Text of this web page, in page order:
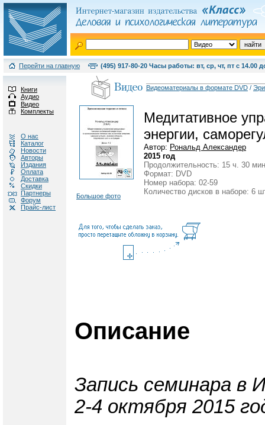
Перейти на главную (495) 917-80-20 Часы работы: вт, ср, чт, пт с 14.00
Книги
Аудио
Видео
Комплекты
О нас
Каталог
Новости
Авторы
Издания
Оплата
Доставка
Скидки
Партнеры
Форум
Прайс-лист
Видеоматериалы в формате DVD /
Большое фото
Медитативное
энергии,
Автор: Рональд Александер
2015 год
Продолжительность: 15 ч. 30
Формат: DVD
Номер набора: 02-59
Количество дисков в наборе: 6
Описание
Запись семинара в
2-4 октября 2015